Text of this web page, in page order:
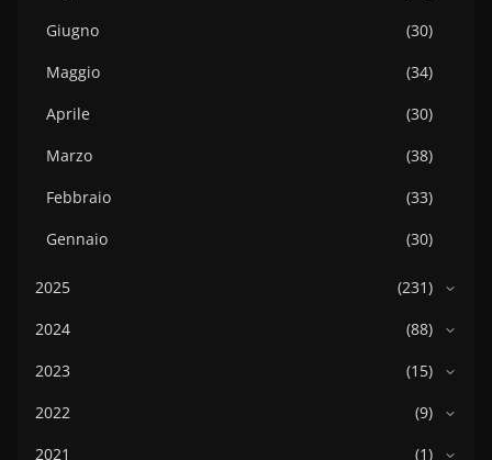
Giugno
(30)
Maggio
(34)
Aprile
(30)
Marzo
(38)
Febbraio
(33)
Gennaio
(30)
2025
(231)
2024
(88)
2023
(15)
2022
(9)
2021
(1)